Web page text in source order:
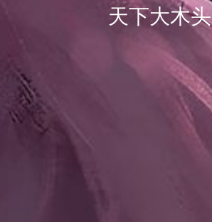
天下大木头